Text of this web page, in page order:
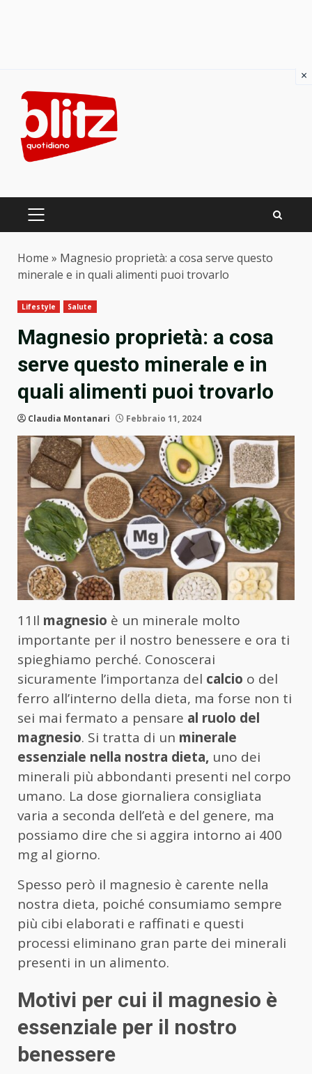
content
PRIMARY
Home » Magnesio proprietà: a cosa serve questo
minerale e in quali alimenti puoi trovarlo
Lifestyle Salute
Magnesio proprietà: a cosa
serve questo minerale e in
quali alimenti puoi trovarlo
Claudia Montanari Febbraio 11, 2024
11Il magnesio è un minerale molto
importante per il nostro benessere e ora ti
spieghiamo perché. Conoscerai
sicuramente l’importanza del calcio o del
ferro all’interno della dieta, ma forse non ti
sei mai fermato a pensare al ruolo del
magnesio. Si tratta di un minerale
essenziale nella nostra dieta, uno dei
minerali più abbondanti presenti nel corpo
umano. La dose giornaliera consigliata
varia a seconda dell’età e del genere, ma
possiamo dire che si aggira intorno ai 400
mg al giorno.
Spesso però il magnesio è carente nella
nostra dieta, poiché consumiamo sempre
più cibi elaborati e raffinati e questi
processi eliminano gran parte dei minerali
presenti in un alimento.
Motivi per cui il magnesio è
essenziale per il nostro
benessere
×